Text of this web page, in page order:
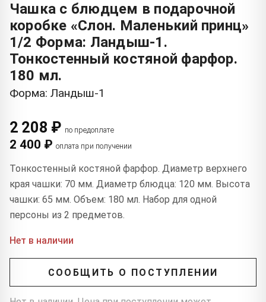
Чашка с блюдцем в подарочной
коробке «Слон. Маленький принц»
1/2 Форма: Ландыш-1.
Тонкостенный костяной фарфор.
180 мл.
Форма: Ландыш-1
2 208 ₽ по предоплате
2 400 ₽ оплата при получении
Тонкостенный костяной фарфор. Диаметр верхнего
края чашки: 70 мм. Диаметр блюдца: 120 мм. Высота
чашки: 65 мм. Объем: 180 мл. Набор для одной
персоны из 2 предметов.
Нет в наличии
СООБЩИТЬ О ПОСТУПЛЕНИИ